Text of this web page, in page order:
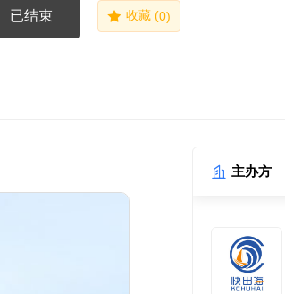
已结束 收藏 (0)
主办方